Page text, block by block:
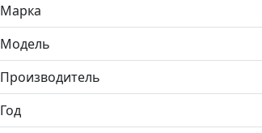
Марка
Модель
Производитель
Год